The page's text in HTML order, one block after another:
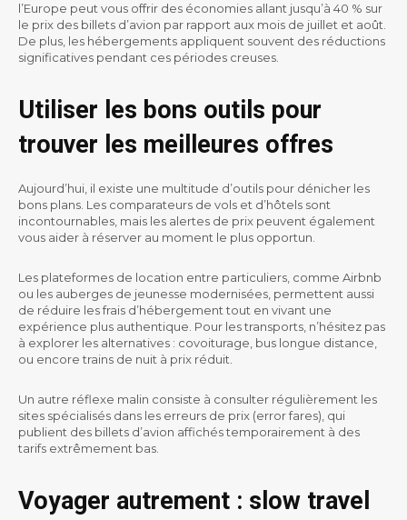
l’Europe peut vous offrir des économies allant jusqu’à 40 % sur
le prix des billets d’avion par rapport aux mois de juillet et août.
De plus, les hébergements appliquent souvent des réductions
significatives pendant ces périodes creuses.
Utiliser les bons outils pour
trouver les meilleures offres
Aujourd’hui, il existe une multitude d’outils pour dénicher les
bons plans. Les comparateurs de vols et d’hôtels sont
incontournables, mais les alertes de prix peuvent également
vous aider à réserver au moment le plus opportun.
Les plateformes de location entre particuliers, comme Airbnb
ou les auberges de jeunesse modernisées, permettent aussi
de réduire les frais d’hébergement tout en vivant une
expérience plus authentique. Pour les transports, n’hésitez pas
à explorer les alternatives : covoiturage, bus longue distance,
ou encore trains de nuit à prix réduit.
Un autre réflexe malin consiste à consulter régulièrement les
sites spécialisés dans les erreurs de prix (error fares), qui
publient des billets d’avion affichés temporairement à des
tarifs extrêmement bas.
Voyager autrement : slow travel